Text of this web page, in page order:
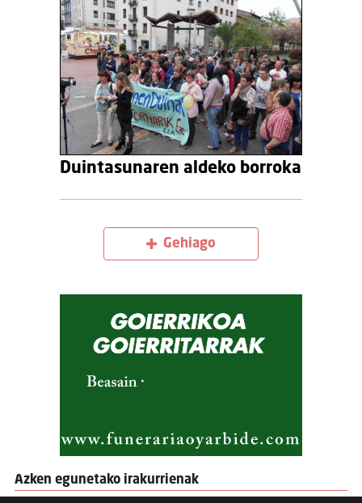
Duintasunaren aldeko borroka
Gehiago
Azken egunetako irakurrienak